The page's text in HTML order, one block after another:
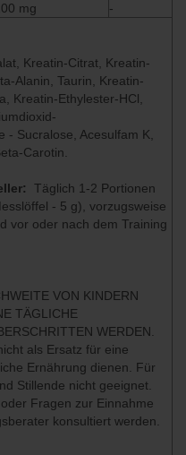
mg
-
Kreatin-Citrat, Kreatin-
Alanin, Taurin, Kreatin-
Kreatin-Ethylester-HCl,
Sucralose, Acesulfam K,
Carotin.
Täglich 1-2 Portionen
- 5 g), vorzugsweise
vor oder nach dem Training
VON KINDERN
TÄGLICHE
WERDEN.
als Ersatz für eine
Ernährung dienen. Für
Stillende nicht geeignet.
Fragen zur Einnahme
konsultiert werden.